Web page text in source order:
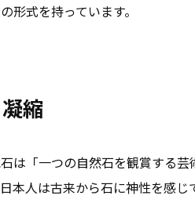
形式を持っています。
縮
は「一つの自然石を観賞する
本人は古来から石に神性を感